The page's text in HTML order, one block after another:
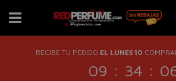
RECIBE TU PEDIDO EL LUNES 10
09 : 34 :